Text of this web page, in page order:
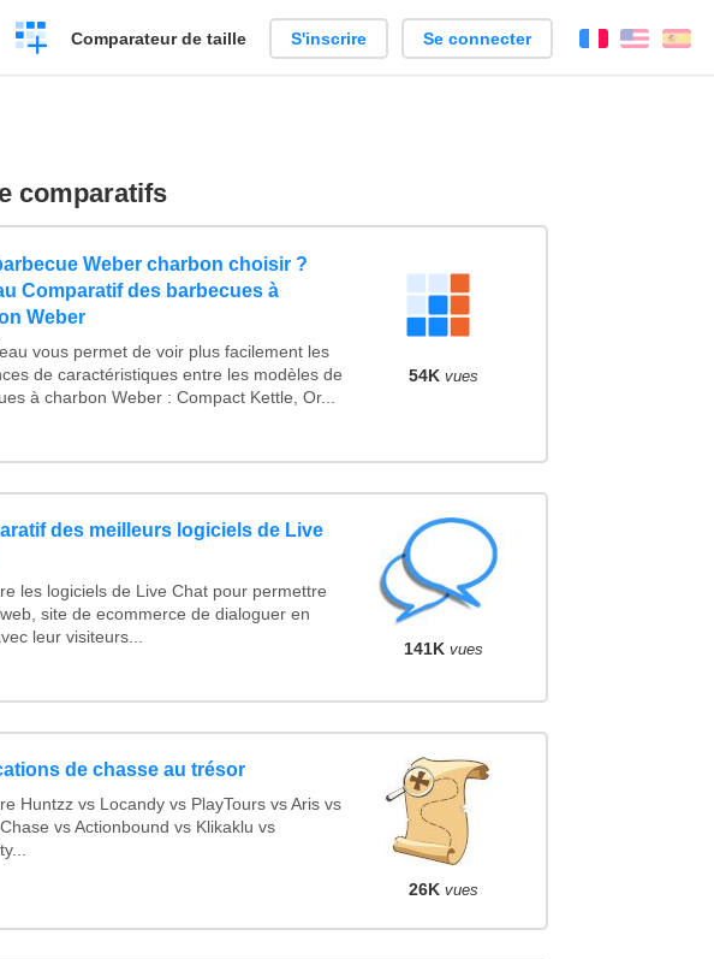
Créer
un
Comparateur de taille S'inscrire Se connecter FrançaisEnglish
comparatifs
Weber charbon choisir ?
Comparatif des barbecues à
Weber
vous permet de voir plus facilement les
de caractéristiques entre les modèles de
à charbon Weber : Compact Kettle, Or...
54K vues
des meilleurs logiciels de Live
les logiciels de Live Chat pour permettre
site de ecommerce de dialoguer en
leur visiteurs...
141K vues
de chasse au trésor
Huntzz vs Locandy vs PlayTours vs Aris vs
vs Actionbound vs Klikaklu vs
26K vues